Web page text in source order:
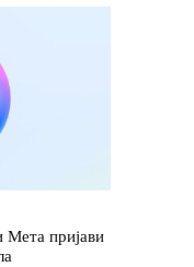
пријави